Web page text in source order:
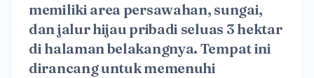
memiliki area persawahan, sungai,
dan jalur hijau pribadi seluas 3 hektar
di halaman belakangnya. Tempat ini
dirancang untuk memenuhi